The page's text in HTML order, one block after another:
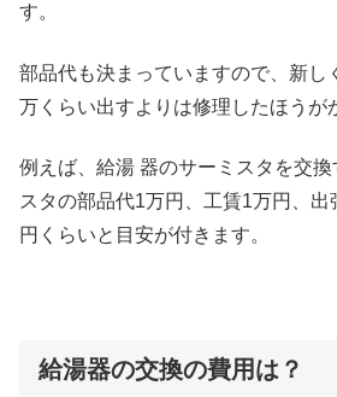
す。
部品代も決まっていますので、新し
万くらい出すよりは修理したほうが
例えば、給湯 器のサーミスタを交換
スタの部品代1万円、工賃1万円、
円くらいと目安が付きます。
給湯器の交換の費用は？